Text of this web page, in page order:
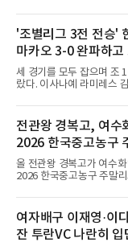
‘바둑에서 왜 ‘대국(對局)’
선(互先)'은 한자로 '서로
쓴다. 직역하면 '서로 먼저
서 '서로 먼저 둔다'는 표현
이 동시에 선수를 잡는다
과 일본의 고대 바둑에서
는 여러 판을 둘 때 흑(선
는다는 의미였던 것이다.인
서 호
'조별리그 3전 전승'
마카오 3-0 완파하고
진출
세 경기를 모두 잡으며 조
랐다. 이사나예 라미레스
아남자선수권대회 조별리
리했다.대표팀은 7일 몽골
나에서 열린 대회 B조 조별
오(119위)를 세트 점수 3-
으로 제압했다. 일본과 대
꺾은 한국은 조별리그 전승
손에 넣었다.공격은 고르
육부대)이 9득점으로 힘을
오후 8시 30분 A조 2위와
전관왕 경복고, 여
2026 한국중고농구
전 결승토너먼트 확
올 전관왕 경복고가 여수
2026 한국중고농구 주말
7일 전남 해남 구교체육관
부 H조 예선 2차전에서 박
(22점)의 활약을 앞세워
완파했다. 이로써 경복고는
여자배구 이재영·이
잔 투란VC 나란히 입